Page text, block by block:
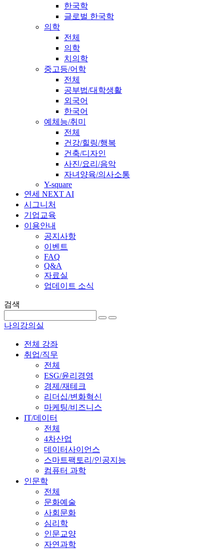
한국학
글로벌 한국학
의학
전체
의학
치의학
중고등/어학
전체
공부법/대학생활
외국어
한국어
예체능/취미
전체
건강/힐링/행복
건축/디자인
사진/요리/음악
자녀양육/의사소통
Y-square
연세 NEXT AI
시그니처
기업교육
이용안내
공지사항
이벤트
FAQ
Q&A
자료실
업데이트 소식
검색
나의강의실
전체 강좌
취업/직무
전체
ESG/윤리경영
경제/재테크
리더십/변화혁신
마케팅/비즈니스
IT/데이터
전체
4차산업
데이터사이언스
스마트팩토리/인공지능
컴퓨터 과학
인문학
전체
문화예술
사회문화
심리학
인문교양
자연과학